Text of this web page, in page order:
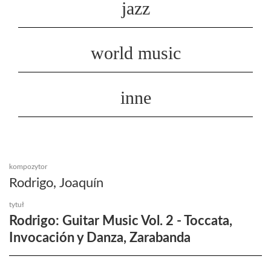
jazz
world music
inne
kompozytor
Rodrigo, Joaquín
tytuł
Rodrigo: Guitar Music Vol. 2 - Toccata,
Invocación y Danza, Zarabanda